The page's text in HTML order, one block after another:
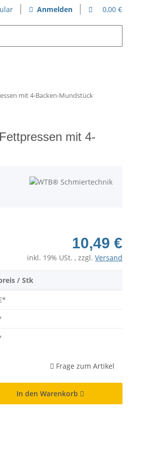
Anmelden 0,00 €
mit 4-Backen-Mundstück
mit 4-
10,49 €
inkl. 19% USt. , zzgl. Versand
/ Stk
*
Frage zum Artikel
In den Warenkorb